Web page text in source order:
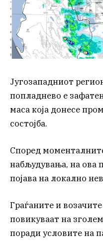
Југозападниот
попладнево е
маса која донесе
состојба.
Според
набљудувања, на ова
појава на локално
Граѓаните и
повикуваат на
поради условите на